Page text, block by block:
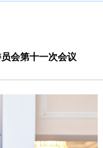
会第十一次会议